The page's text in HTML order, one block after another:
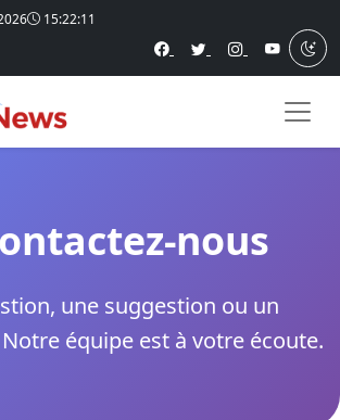
15:22:11
nous
une suggestion ou un
équipe est à votre écoute.